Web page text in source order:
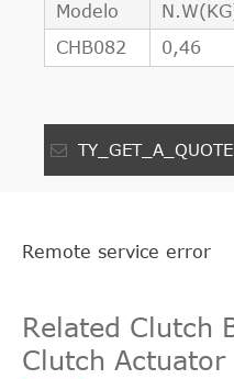
Modelo
CHB082
0,46
TY_GET_A_QUOTE
Remote service error
Related Clutch
Clutch Actuator